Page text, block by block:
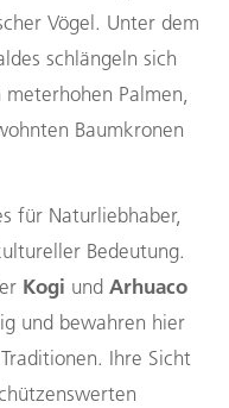
Vögel. Unter dem
schlängeln sich
Palmen,
Baumkronen
für Naturliebhaber,
Bedeutung.
Kogi und Arhuaco
und bewahren hier
Ihre Sicht